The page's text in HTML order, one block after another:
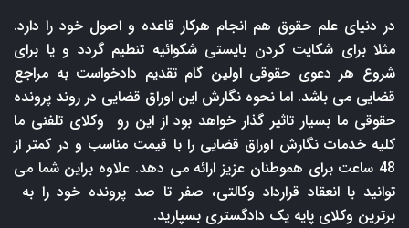
در دنیای علم حقوق هم انجام هرکار قاعده و اصول خود را دارد.
مثلا برای شکایت کردن بایستی شکوائیه تنطیم گردد و یا برای
شروع هر دعوی حقوقی اولین گام تقدیم دادخواست به مراجع
قضایی می باشد. اما نحوه نگارش این اوراق قضایی در روند پرونده
حقوقی ما بسیار تاثیر گذار خواهد بود از این رو وکلای تلفنی ما
کلیه خدمات نگارش اوراق قضایی را با قیمت مناسب و در کمتر از
48 ساعت برای هموطنان عزیز ارائه می دهد. علاوه براین شما می
توانید با انعقاد قرارداد وکالتی، صفر تا صد پرونده خود را به
برترین وکلای پایه یک دادگستری بسپارید.